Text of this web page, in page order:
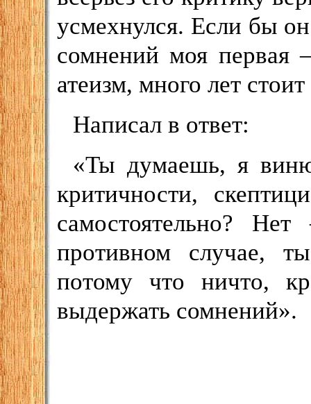
усмехнулся. Если бы
сомнений моя первая
атеизм, много лет
Написал в ответ:
«Ты думаешь, я
критичности,
самостоятельно?
противном случае,
потому что ничто,
выдержать сомнений».